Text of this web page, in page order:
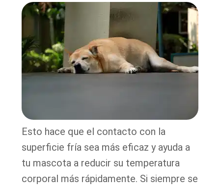
Esto hace que el contacto con la
superficie fría sea más eficaz y ayuda a
tu mascota a reducir su temperatura
corporal más rápidamente. Si siempre se